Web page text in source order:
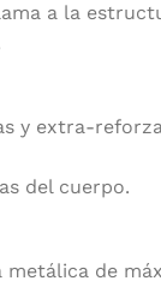
a la
y extra-
del cuerpo.
de